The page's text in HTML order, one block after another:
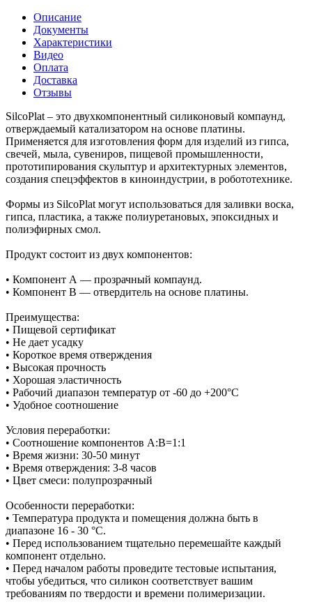
Описание
Документы
Характеристики
Видео
Оплата
Доставка
Отзывы
SilcoPlat – это двухкомпонентный силиконовый компаунд,
отверждаемый катализатором на основе платины.
Применяется для изготовления форм для изделий из гипса,
свечей, мыла, сувениров, пищевой промышленности,
прототипирования скульптур и архитектурных элементов,
создания спецэффектов в киноиндустрии, в робототехнике.
Формы из SilcoPlat могут использоваться для заливки воска,
гипса, пластика, а также полиуретановых, эпоксидных и
полиэфирных смол.
Продукт состоит из двух компонентов:
• Компонент А — прозрачный компаунд.
• Компонент В — отвердитель на основе платины.
Преимущества:
• Пищевой сертификат
• Не дает усадку
• Короткое время отверждения
• Высокая прочность
• Хорошая эластичность
• Рабочий диапазон температур от -60 до +200°С
• Удобное соотношение
Условия переработки:
• Соотношение компонентов А:В=1:1
• Время жизни: 30-50 минут
• Время отверждения: 3-8 часов
• Цвет смеси: полупрозрачный
Особенности переработки:
• Температура продукта и помещения должна быть в
диапазоне 16 - 30 °C.
• Перед использованием тщательно перемешайте каждый
компонент отдельно.
• Перед началом работы проведите тестовые испытания,
чтобы убедиться, что силикон соответствует вашим
требованиям по твердости и времени полимеризации.